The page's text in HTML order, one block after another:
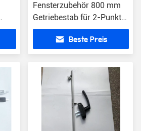
Fensterzubehör 800 mm
Getriebestab für 2-Punkte-
Schloss Fenster und Tür
Beste Preis